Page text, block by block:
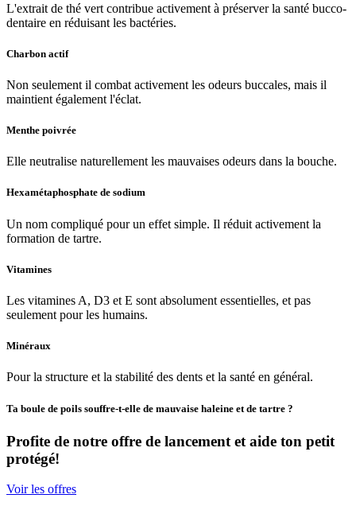
L'extrait de thé vert contribue activement à préserver la santé bucco-
dentaire en réduisant les bactéries.
Charbon actif
Non seulement il combat activement les odeurs buccales, mais il
maintient également l'éclat.
Menthe poivrée
Elle neutralise naturellement les mauvaises odeurs dans la bouche.
Hexamétaphosphate de sodium
Un nom compliqué pour un effet simple. Il réduit activement la
formation de tartre.
Vitamines
Les vitamines A, D3 et E sont absolument essentielles, et pas
seulement pour les humains.
Minéraux
Pour la structure et la stabilité des dents et la santé en général.
Ta boule de poils souffre-t-elle de mauvaise haleine et de tartre ?
Profite de notre offre de lancement et aide ton petit
protégé!
Voir les offres